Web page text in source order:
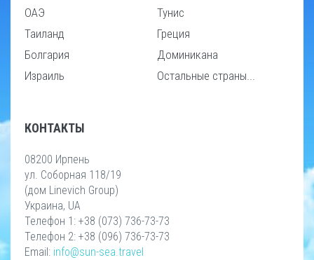
ОАЭ
Таиланд
Болгария
Израиль
Тунис
Греция
Доминикана
Остальные страны...
КОНТАКТЫ
08200 Ирпень
ул. Соборная 118/19
(дом Linevich Group)
Украина, UA
Телефон 1: +38 (073) 736-73-73
Телефон 2: +38 (096) 736-73-73
Email: info@sun-sea.travel